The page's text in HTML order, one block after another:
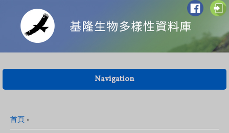
Navigation
您在這裡
首頁 »